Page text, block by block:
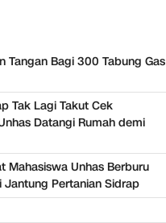
Tangan Bagi 300 Tabung Gas
Tak Lagi Takut Cek
Datangi Rumah demi
Mahasiswa Unhas Berburu
Jantung Pertanian Sidrap